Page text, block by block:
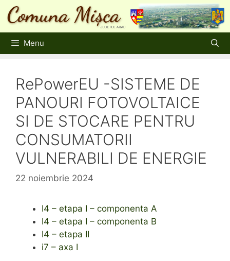
Sari
conținut
Menu
RePowerEU -SISTEME DE
PANOURI FOTOVOLTAICE
SI DE STOCARE PENTRU
CONSUMATORII
VULNERABILI DE ENERGIE
22 noiembrie 2024
I4 – etapa I – componenta A
I4 – etapa I – componenta B
I4 – etapa II
i7 – axa I